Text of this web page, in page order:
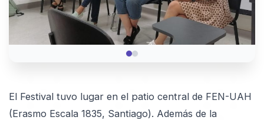
El Festival tuvo lugar en el patio central de FEN-UAH
(Erasmo Escala 1835, Santiago). Además de la